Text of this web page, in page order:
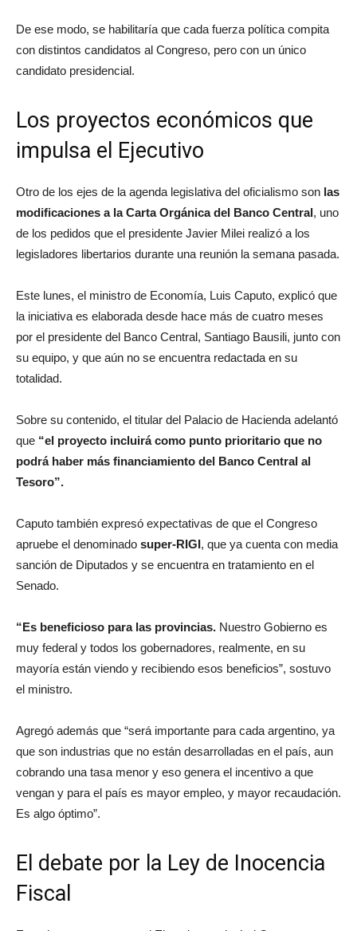
De ese modo, se habilitaría que cada fuerza política compita
con distintos candidatos al Congreso, pero con un único
candidato presidencial.
Los proyectos económicos que
impulsa el Ejecutivo
Otro de los ejes de la agenda legislativa del oficialismo son las
modificaciones a la Carta Orgánica del Banco Central, uno
de los pedidos que el presidente Javier Milei realizó a los
legisladores libertarios durante una reunión la semana pasada.
Este lunes, el ministro de Economía, Luis Caputo, explicó que
la iniciativa es elaborada desde hace más de cuatro meses
por el presidente del Banco Central, Santiago Bausili, junto con
su equipo, y que aún no se encuentra redactada en su
totalidad.
Sobre su contenido, el titular del Palacio de Hacienda adelantó
que “el proyecto incluirá como punto prioritario que no
podrá haber más financiamiento del Banco Central al
Tesoro”.
Caputo también expresó expectativas de que el Congreso
apruebe el denominado super-RIGI, que ya cuenta con media
sanción de Diputados y se encuentra en tratamiento en el
Senado.
“Es beneficioso para las provincias. Nuestro Gobierno es
muy federal y todos los gobernadores, realmente, en su
mayoría están viendo y recibiendo esos beneficios”, sostuvo
el ministro.
Agregó además que “será importante para cada argentino, ya
que son industrias que no están desarrolladas en el país, aun
cobrando una tasa menor y eso genera el incentivo a que
vengan y para el país es mayor empleo, y mayor recaudación.
Es algo óptimo”.
El debate por la Ley de Inocencia
Fiscal